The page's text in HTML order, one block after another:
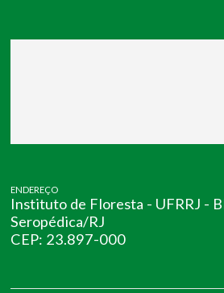
ENDEREÇO
Instituto de Floresta - UFRRJ -
Seropédica/RJ
CEP: 23.897-000